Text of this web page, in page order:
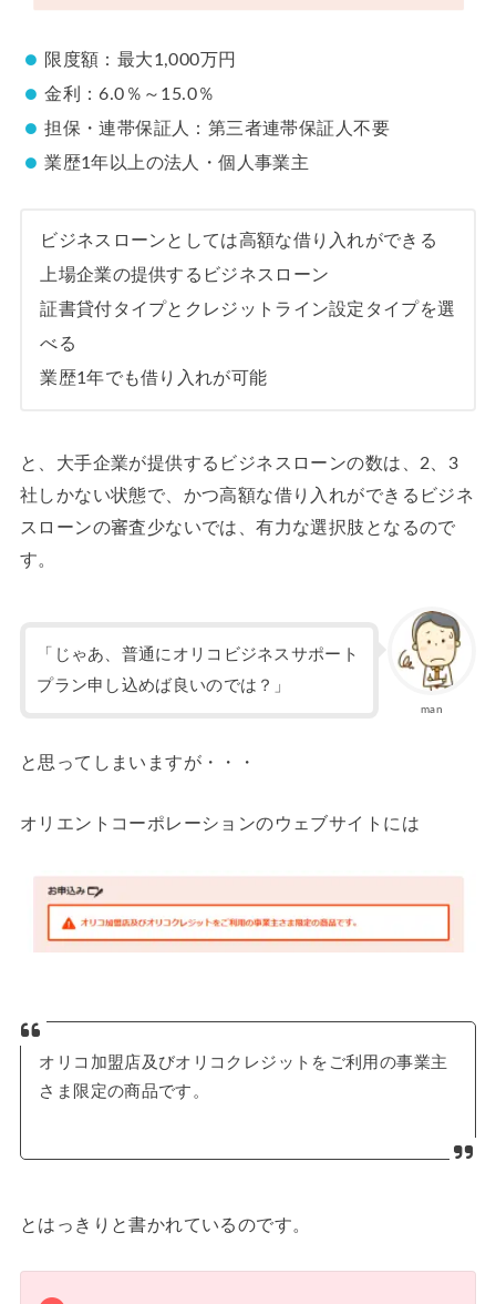
限度額：最大1,000万円
金利：6.0％～15.0％
担保・連帯保証人：第三者連帯保証人不要
業歴1年以上の法人・個人事業主
ビジネスローンとしては高額な借り入れができる
上場企業の提供するビジネスローン
証書貸付タイプとクレジットライン設定タイプを選
べる
業歴1年でも借り入れが可能
と、大手企業が提供するビジネスローンの数は、2、3
社しかない状態で、かつ高額な借り入れができるビジネ
スローンの審査少ないでは、有力な選択肢となるので
す。
man
「じゃあ、普通にオリコビジネスサポート
プラン申し込めば良いのでは？」
と思ってしまいますが・・・
オリエントコーポレーションのウェブサイトには
オリコ加盟店及びオリコクレジットをご利用の事業主
さま限定の商品です。
とはっきりと書かれているのです。